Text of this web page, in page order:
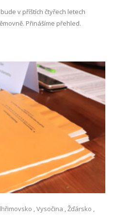
v příštích čtyřech letech
Přinášíme přehled.
Vysočina Žďársko